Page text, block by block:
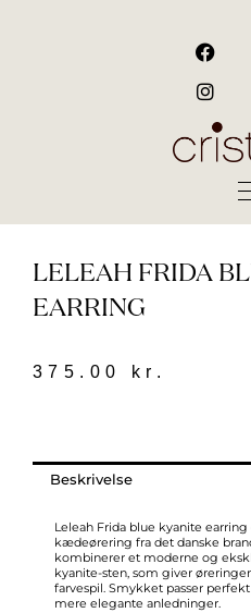
F
a
c
e
b
o
I
n
s
t
a
g
LELEAH FRIDA
EARRING
375.00 kr.
Beskrivelse
Leleah Frida blue kyanite
kædeørering fra det danske
kombinerer et moderne og
kyanite-sten, som giver
farvespil. Smykket passer
mere elegante anledninger.